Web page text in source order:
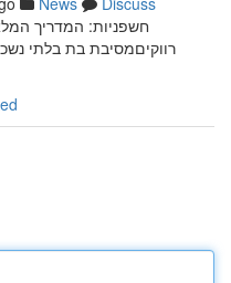
חשפניות: המדריך
רווקיםמסיבת בת בלתי